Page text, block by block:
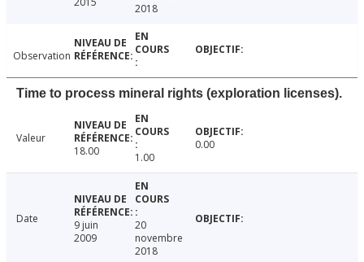
2018
Observation
Time to process mineral rights (exploration licenses).
Valeur
18.00
1.00
0.00
Date
9 juin
2009
20
novembre
2018